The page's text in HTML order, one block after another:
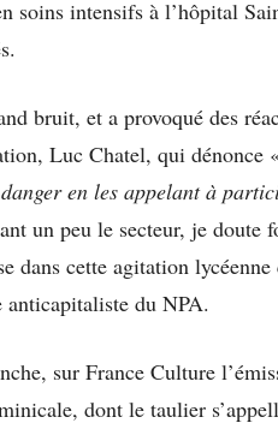
soins intensifs à l’hôpital
bruit, et a provoqué des
Luc Chatel, qui dénonce
en les appelant à
un peu le secteur, je doute
dans cette agitation
anticapitaliste du NPA.
sur France Culture
dont le taulier